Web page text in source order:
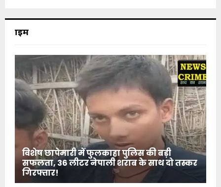
क्राइम
विशेष छापेमारी में फुलकाहा पुलिस की बड़ी
सफलता, 36 लीटर नेपाली शराब के साथ दो तस्कर
गिरफ्तार!